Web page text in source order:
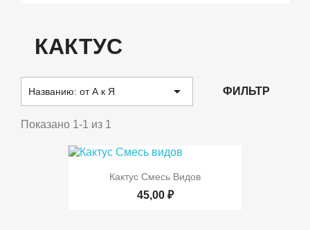
КАКТУС
Названию: от А к Я  ФИЛЬТР
Показано 1-1 из 1
Кактус Смесь Видов
45,00 ₽